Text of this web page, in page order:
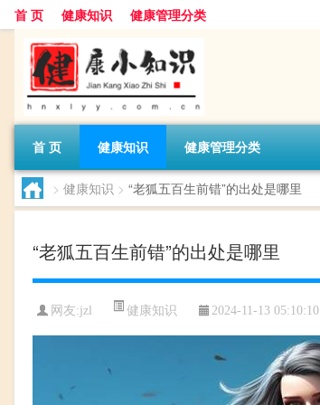
首 页 健康知识 健康管理分类
首 页 健康知识 健康管理分类
> 健康知识 > “老狐五百生前错”的出处是哪里
“老狐五百生前错”的出处是哪里
网友:jzl 健康知识 2024-11-13 05:10:10